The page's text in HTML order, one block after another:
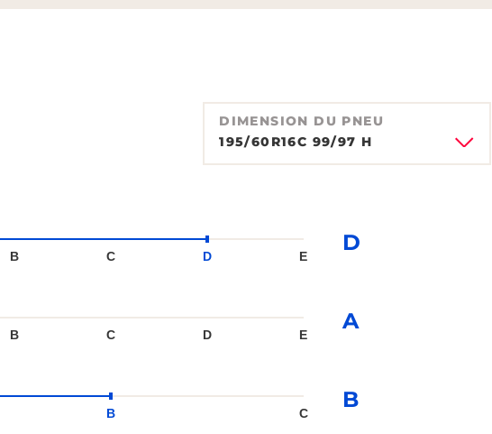
DIMENSION DU PNEU
195/60R16C 99/97 H
B C D E
D
B C D E
A
B C
B